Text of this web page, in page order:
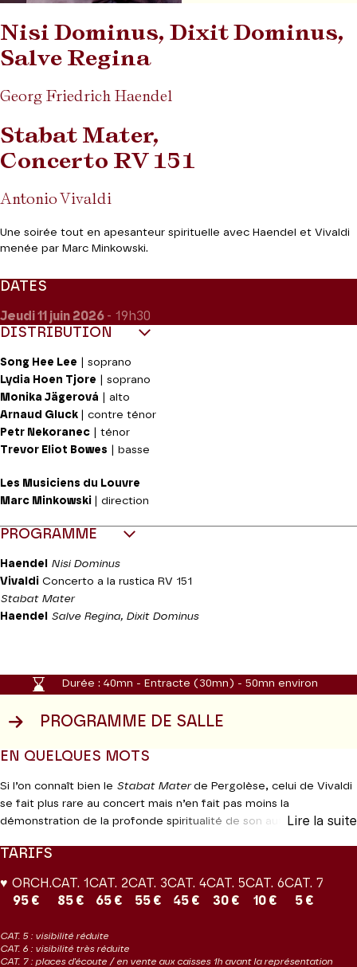
Nisi Dominus, Dixit Dominus,
Salve Regina
Georg Friedrich Haendel
Stabat Mater,
Concerto RV 151
Antonio Vivaldi
Une soirée tout en apesanteur spirituelle avec Haendel et Vivaldi
menée par Marc Minkowski.
DATES
Jeudi 11 juin 2026 - 19h30
DISTRIBUTION
Song Hee Lee | soprano
Lydia Hoen Tjore | soprano
Monika Jägerová | alto
Arnaud Gluck
| contre ténor
Petr Nekoranec | ténor
Trevor Eliot Bowes | basse
Les Musiciens du Louvre
Marc Minkowski
| direction
PROGRAMME
Haendel
Nisi Dominus
Vivaldi Concerto a la rustica RV 151
Stabat Mater
Haendel
Salve Regina, Dixit Dominus
Durée : 40mn - Entracte (30mn) - 50mn environ
PROGRAMME DE SALLE
EN QUELQUES MOTS
Si l’on connaît bien le Stabat Materde Pergolèse, celui de Vivaldi
se fait plus rare au concert mais n’en fait pas moins la
démonstration de la profonde spiritualité de son auteur. LeSalve
du premier séjour italien de Haendel à Rome en 1707. Voici donc
pages sacrées du répertoire baroque. Marc Minkowski, l’un des
chefs haendéliens les plus inspirés, et ses musiciens, devraient
sensibles.
Lire la suite
TARIFS
♥ ORCH.
95 €
CAT. 1
85 €
CAT. 2
65 €
CAT. 3
55 €
CAT. 4
45 €
CAT. 5
30 €
CAT. 6
10 €
CAT. 7
5 €
CAT. 5 : visibilité réduite
CAT. 6 : visibilité très réduite
CAT. 7 : places d'écoute / en vente aux caisses 1h avant la représentation